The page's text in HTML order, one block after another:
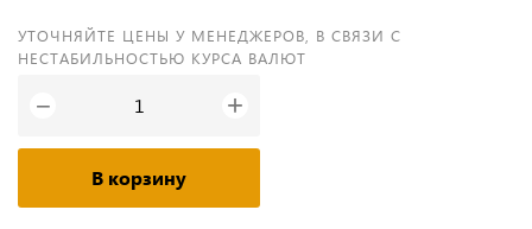
УТОЧНЯЙТЕ ЦЕНЫ У МЕНЕДЖЕРОВ, В СВЯЗИ С
НЕСТАБИЛЬНОСТЬЮ КУРСА ВАЛЮТ
− +
В корзину